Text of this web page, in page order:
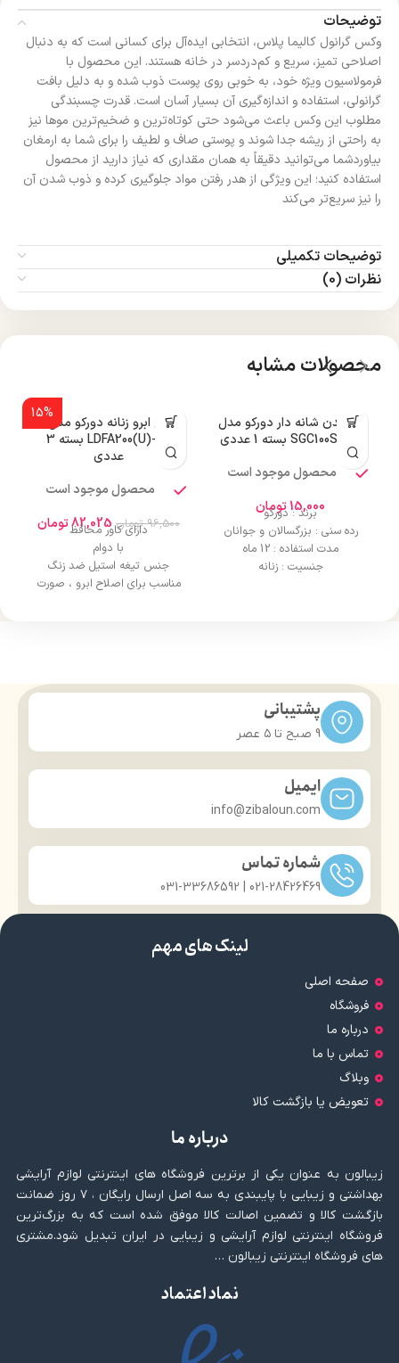
توضیحات
وکس گرانول کالیما پلاس، انتخابی ایده‌آل برای کسانی است که به دنبال
اصلاحی تمیز، سریع و کم‌دردسر در خانه هستند. این محصول با
فرمولاسیون ویژه خود، به خوبی روی پوست ذوب شده و به دلیل بافت
گرانولی، استفاده و اندازه‌گیری آن بسیار آسان است. قدرت چسبندگی
مطلوب این وکس باعث می‌شود حتی کوتاه‌ترین و ضخیم‌ترین موها نیز
به راحتی از ریشه جدا شوند و پوستی صاف و لطیف را برای شما به ارمغان
بیاوردشما می‌توانید دقیقاً به همان مقداری که نیاز دارید از محصول
استفاده کنید؛ این ویژگی از هدر رفتن مواد جلوگیری کرده و ذوب شدن آن
را نیز سریع‌تر می‌کند
توضیحات تکمیلی
نظرات (0)
محصولات مشابه
تیغ بدن شانه دار دورکو مدل
SGC100SB-1P بسته 1 عددی
محصول موجود است
15,000تومان
برند : دورکو
رده سنی : بزرگسالان و جوانان
مدت استفاده : 12 ماه
جنسیت : زنانه
15%
تیغ ابرو زنانه دورکو مدل
LDFA200(U)-3B بسته 3
عددی
محصول موجود است
96,500 تومان 82,025توماندارای کاور محافظ
با دوام
جنس تیغه استیل ضد زنگ
مناسب برای اصلاح ابرو ، صورت
پشتیبانی
9 صبح تا ۵ عصر
ایمیل
info@zibaloun.com
شماره تماس
021-28426469 | 031-33686592
لینک های مهم
صفحه اصلی
فروشگاه
درباره ما
تماس با ما
وبلاگ
تعویض یا بازگشت کالا
درباره ما
زیبالون به عنوان یکی از برترین فروشگاه های اینترنتی لوازم آرایشی
بهداشتی و زیبایی با پایبندی به سه اصل ارسال رایگان ، ۷ روز ضمانت
بازگشت کالا و تضمین اصالت کالا موفق شده است که به بزرگ‌ترین
فروشگاه اینترنتی لوازم آرایشی و زیبایی در ایران تبدیل شود.مشتری
های فروشگاه اینترنتی زیبالون …
نماد اعتماد